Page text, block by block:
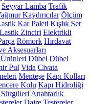
Seyyar Lamba Trafik
Kaydırıcılar Ölçüm
Kar Paleti Kışlık Set
Lastik Zinciri Elektrikli
Römork Hırdavat
Aksesuarları
Dübel Dübel
Pul Vida Civata
Menteşe Kapı Kolları
Kolu Kapı Hidroliği
Sürgüleri Anahtarlık
Daire Testereler